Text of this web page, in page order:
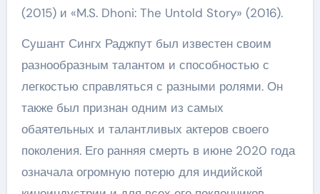
(2015) и «M.S. Dhoni: The Untold Story» (2016).
Сушант Сингх Раджпут был известен своим
разнообразным талантом и способностью с
легкостью справляться с разными ролями. Он
также был признан одним из самых
обаятельных и талантливых актеров своего
поколения. Его ранняя смерть в июне 2020 года
означала огромную потерю для индийской